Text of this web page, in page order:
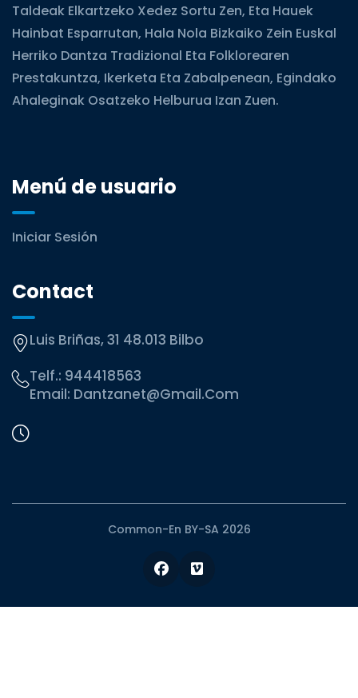
Taldeak Elkartzeko Xedez Sortu Zen, Eta Hauek
Hainbat Esparrutan, Hala Nola Bizkaiko Zein Euskal
Herriko Dantza Tradizional Eta Folklorearen
Prestakuntza, Ikerketa Eta Zabalpenean, Egindako
Ahaleginak Osatzeko Helburua Izan Zuen.
Menú de usuario
Iniciar Sesión
Contact
Luis Briñas, 31 48.013 Bilbo
Telf.: 944418563
Email: Dantzanet@gmail.com
Common-En BY-SA 2026
Facebook
Vimeo